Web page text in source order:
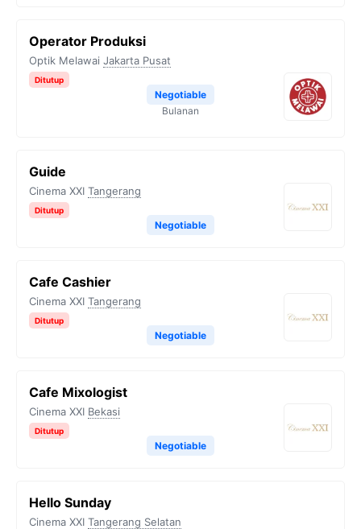
Operator Produksi
Optik Melawai Jakarta Pusat
Ditutup
Negotiable
Bulanan
Guide
Cinema XXI Tangerang
Ditutup
Negotiable
Cafe Cashier
Cinema XXI Tangerang
Ditutup
Negotiable
Cafe Mixologist
Cinema XXI Bekasi
Ditutup
Negotiable
Hello Sunday
Cinema XXI Tangerang Selatan